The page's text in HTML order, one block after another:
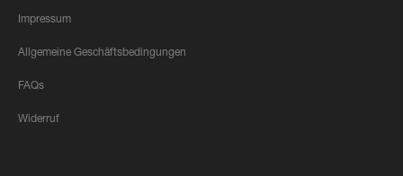
Impressum
Allgemeine Geschäftsbedingungen
FAQs
Widerruf